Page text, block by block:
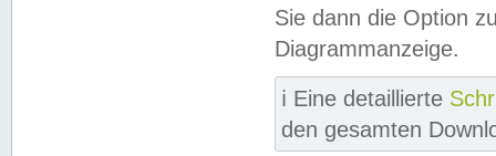
Sie dann die Option
Diagrammanzeige.
ℹ️ Eine detaillierte
den gesamten